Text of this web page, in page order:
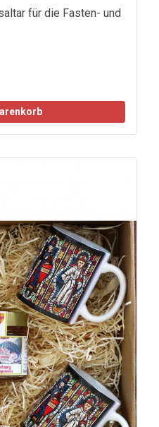
für die Fasten- und